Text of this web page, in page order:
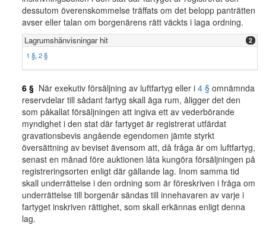
dessutom överenskommelse träffats om det belopp panträtten
avser eller talan om borgenärens rätt väckts i laga ordning.
Lagrumshänvisningar hit 2
1 §, 2 §
6 § När exekutiv försäljning av luftfartyg eller i 4 § omnämnda
reservdelar till sådant fartyg skall äga rum, åligger det den
som påkallat försäljningen att ingiva ett av vederbörande
myndighet i den stat där fartyget är registrerat utfärdat
gravationsbevis angående egendomen jämte styrkt
översättning av beviset ävensom att, då fråga är om luftfartyg,
senast en månad före auktionen låta kungöra försäljningen på
registreringsorten enligt där gällande lag. Inom samma tid
skall underrättelse i den ordning som är föreskriven i fråga om
underrättelse till borgenär sändas till innehavaren av varje i
fartyget inskriven rättighet, som skall erkännas enligt denna
lag.